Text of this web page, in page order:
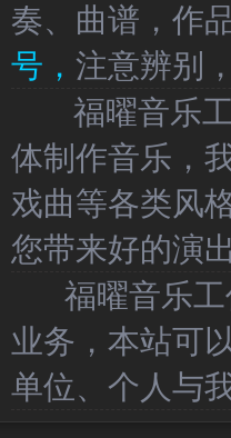
奏、曲谱，作
号， 注意辨别
福曜音乐工
体制作音乐，
戏曲等各类风
您带来好的演
福曜音乐工
业务，本站可
单位、个人与